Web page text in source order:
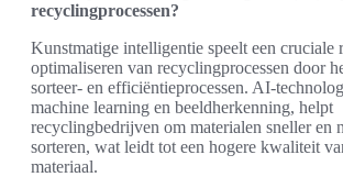
recyclingprocessen?
Kunstmatige intelligentie speelt een cruciale
optimaliseren van recyclingprocessen door
sorteer- en efficiëntieprocessen. AI-
machine learning en beeldherkenning, helpt
recyclingbedrijven om materialen sneller en
sorteren, wat leidt tot een hogere kwaliteit
materiaal.